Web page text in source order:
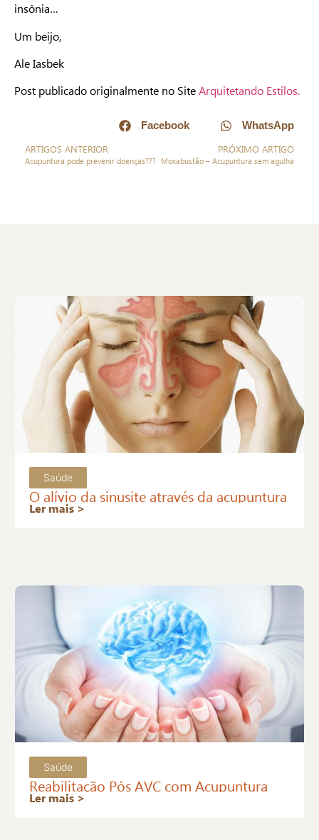
insônia…
Um beijo,
Ale Iasbek
Post publicado originalmente no SiteArquitetando Estilos.
Facebook
WhatsApp
ARTIGOS ANTERIOR
Acupuntura pode prevenir doenças???
PRÓXIMO ARTIGO
Moxabustão – Acupuntura sem agulha
Saúde
O alívio da sinusite através da acupuntura
Ler mais >
Saúde
Reabilitação Pós AVC com Acupuntura
Ler mais >